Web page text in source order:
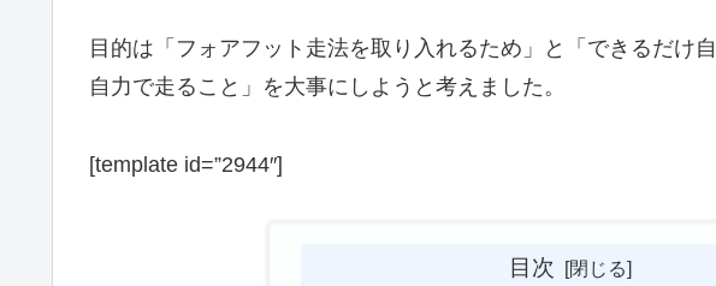
目的は「フォアフット走法を取り入れるため」と「できるだけ
自力で走ること」を大事にしようと考えました。
[template id=”2944″]
目次